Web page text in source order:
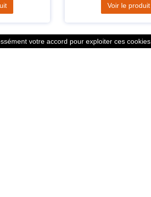
Voir le produit
votre accord pour exploiter ces cookies.